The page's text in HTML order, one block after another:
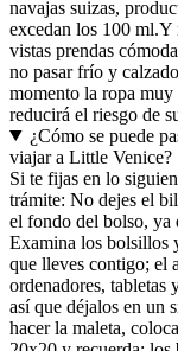
navajas suizas,
excedan los 100 ml.Y
vistas prendas
no pasar frío y
momento la ropa
reducirá el riesgo de
¿Cómo se puede
viajar a Little Venice?
Si te fijas en lo
trámite: No dejes el
el fondo del bolso, ya
Examina los bolsillos
que lleves contigo; el
ordenadores, tabletas
así que déjalos en un
hacer la maleta,